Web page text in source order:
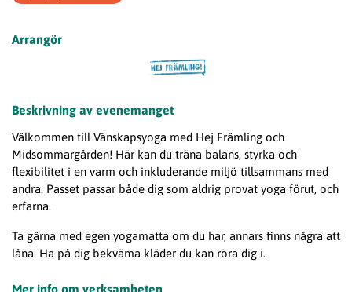
Arrangör
Beskrivning av evenemanget
Välkommen till Vänskapsyoga med Hej Främling och
Midsommargården! Här kan du träna balans, styrka och
flexibilitet i en varm och inkluderande miljö tillsammans med
andra. Passet passar både dig som aldrig provat yoga förut, och
erfarna.
Ta gärna med egen yogamatta om du har, annars finns några att
låna. Ha på dig bekväma kläder du kan röra dig i.
Mer info om verksamheten